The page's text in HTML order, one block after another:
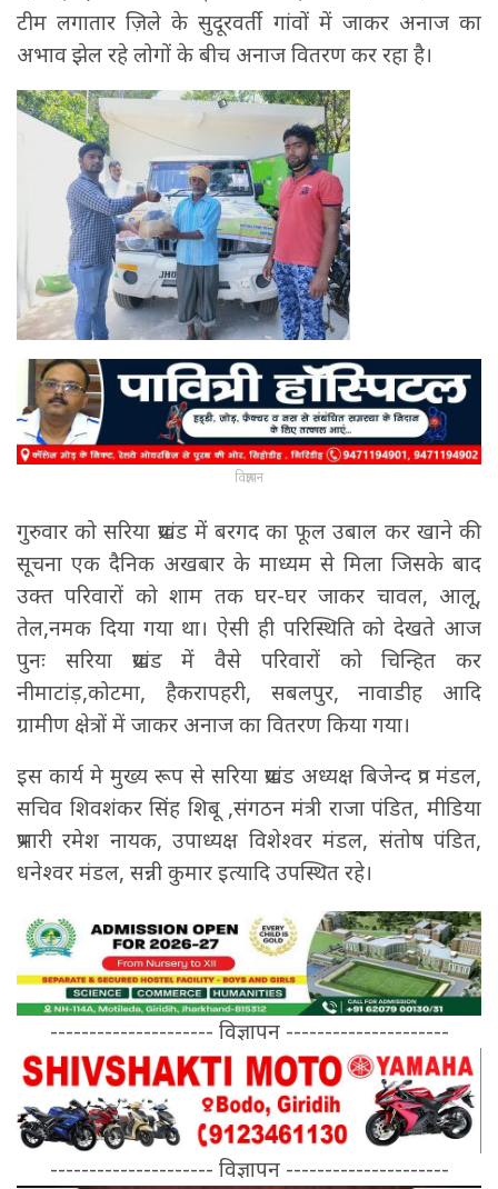
टीम लगातार ज़िले के सुदूरवर्ती गांवों में जाकर अनाज का
अभाव झेल रहे लोगों के बीच अनाज वितरण कर रहा है।
विज्ञापन
गुरुवार को सरिया प्रखंड में बरगद का फूल उबाल कर खाने की
सूचना एक दैनिक अखबार के माध्यम से मिला जिसके बाद
उक्त परिवारों को शाम तक घर-घर जाकर चावल, आलू,
तेल,नमक दिया गया था। ऐसी ही परिस्थिति को देखते आज
पुनः सरिया प्रखंड में वैसे परिवारों को चिन्हित कर
नीमाटांड़,कोटमा, हैकरापहरी, सबलपुर, नावाडीह आदि
ग्रामीण क्षेत्रों में जाकर अनाज का वितरण किया गया।
इस कार्य मे मुख्य रूप से सरिया प्रखंड अध्यक्ष बिजेन्द प्र० मंडल,
सचिव शिवशंकर सिंह शिबू ,संगठन मंत्री राजा पंडित, मीडिया
प्रभारी रमेश नायक, उपाध्यक्ष विशेश्वर मंडल, संतोष पंडित,
धनेश्वर मंडल, सन्नी कुमार इत्यादि उपस्थित रहे।
--------------------- विज्ञापन ---------------------
--------------------- विज्ञापन ---------------------